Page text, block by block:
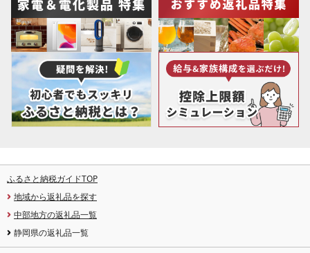
ふるさと納税ガイドTOP
地域から返礼品を探す
中部地方の返礼品一覧
静岡県の返礼品一覧